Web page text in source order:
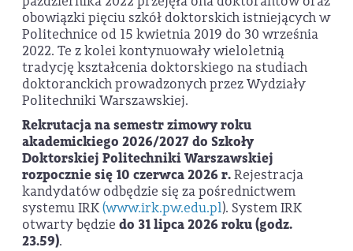
obowiązki pięciu szkół doktorskich istniejących w
Politechnice od 15 kwietnia 2019 do 30 września
2022. Te z kolei kontynuowały wieloletnią
tradycję kształcenia doktorskiego na studiach
doktoranckich prowadzonych przez Wydziały
Politechniki Warszawskiej.
Rekrutacja na semestr zimowy roku
akademickiego 2026/2027 do Szkoły
Doktorskiej Politechniki Warszawskiej
rozpocznie się 10 czerwca 2026 r.Rejestracja
kandydatów odbędzie się za pośrednictwem
systemu IRK(www.irk.pw.edu.pl). System IRK
otwarty będzie do 31 lipca 2026 roku (godz.
23.59).